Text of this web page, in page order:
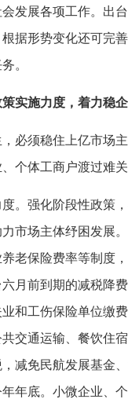
发展各项工作。出
据形势变化还可完
。
实施力度，着力稳
必须稳住上亿市场
个体工商户渡过难关
。强化阶段性政策
市场主体纾困发展
老保险费率等制度
月前到期的减税降
和工伤保险单位缴
交通运输、餐饮住
减免民航发展基金
年底。小微企业、